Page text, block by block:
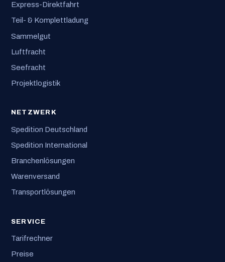
Express-Direktfahrt
Teil- & Komplettladung
Sammelgut
Luftfracht
Seefracht
Projektlogistik
NETZWERK
Spedition Deutschland
Spedition International
Branchenlösungen
Warenversand
Transportlösungen
SERVICE
Tarifrechner
Preise